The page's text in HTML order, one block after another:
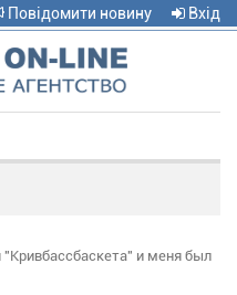
Повідомити новину Вхід
navigation
и меня был